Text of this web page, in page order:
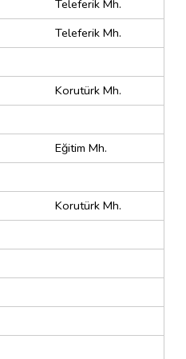
Teleferik Mh.
Teleferik Mh.
Korutürk Mh.
Eğitim Mh.
Korutürk Mh.